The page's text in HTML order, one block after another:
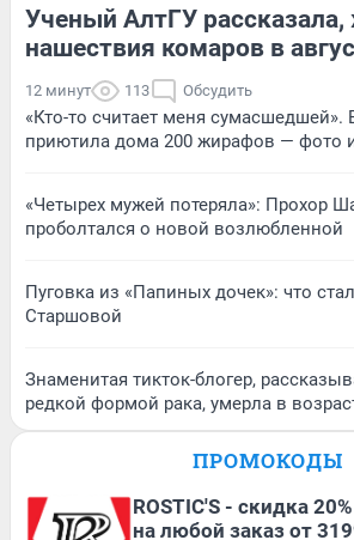
Ученый АлтГУ
нашествия комаров в
12 минут 113 Обсудить
«Кто-то считает меня сумасшедшей».
приютила дома 200 жирафов — фото
«Четырех мужей потеряла»: Прохор
проболтался о новой возлюбленной
Пуговка из «Папиных дочек»: что
Старшовой
Знаменитая тикток-блогер,
редкой формой рака, умерла в
ПРОМОКОДЫ
ROSTIC'S - скидка
на любой заказ от